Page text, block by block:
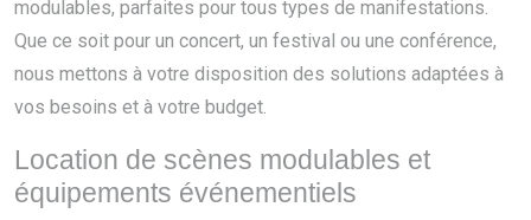
modulables, parfaites pour tous types de manifestations.
Que ce soit pour un concert, un festival ou une conférence,
nous mettons à votre disposition des solutions adaptées à
vos besoins et à votre budget.
Location de scènes modulables et
équipements événementiels